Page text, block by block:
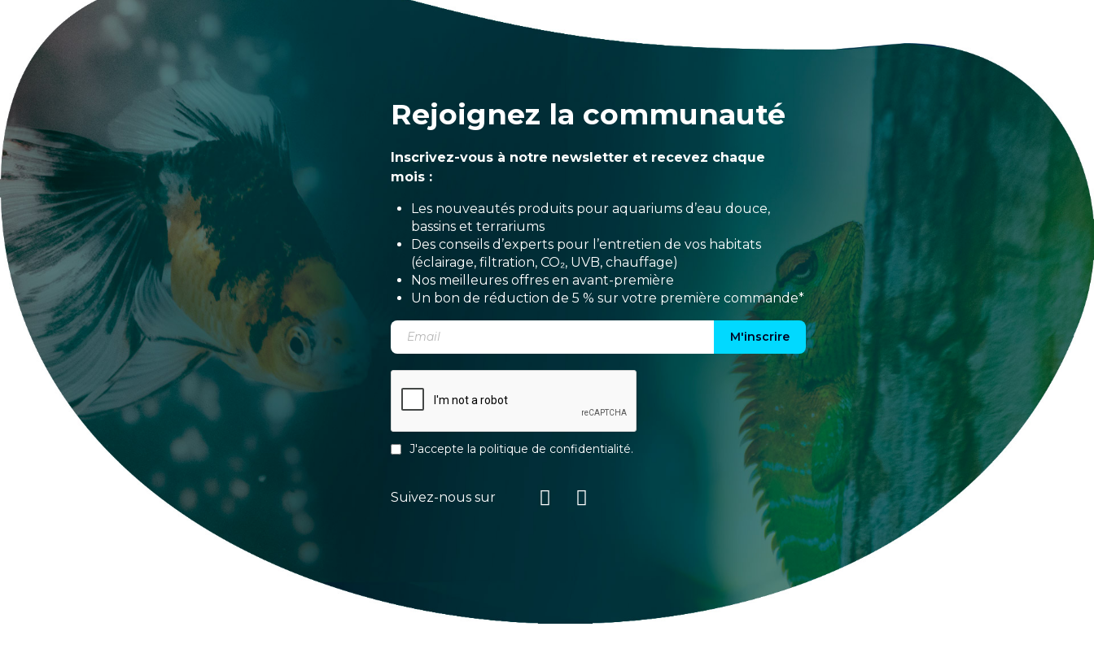
Rejoignez la communauté
Inscrivez-vous à notre newsletter et recevez chaque
mois :
Les nouveautés produits pour aquariums d’eau douce,
bassins et terrariums
Des conseils d’experts pour l’entretien de vos habitats
(éclairage, filtration, CO₂, UVB, chauffage)
Nos meilleures offres en avant-première
Un bon de réduction de 5 % sur votre première commande*
M'inscrire
J'accepte la politique de confidentialité.
Suivez-nous sur